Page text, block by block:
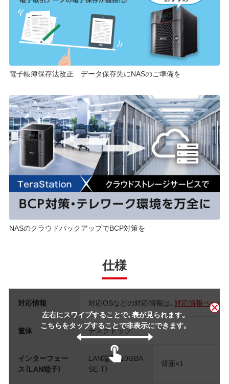
電子帳簿保存法改正 データ保存先にNASのご準備を
NASのクラウドバックアップでBCP対策を
仕様
左右にスワイプすることで、表が見られます。
こちらをタップすることで非表示にできます。
対応情報 対応OSなどの対応情報は、 対応情報ページ
筐体 デスクトップ
インターフェー
ス（LAN端子）
LAN端子（10GBA
SE-T）
背面×1